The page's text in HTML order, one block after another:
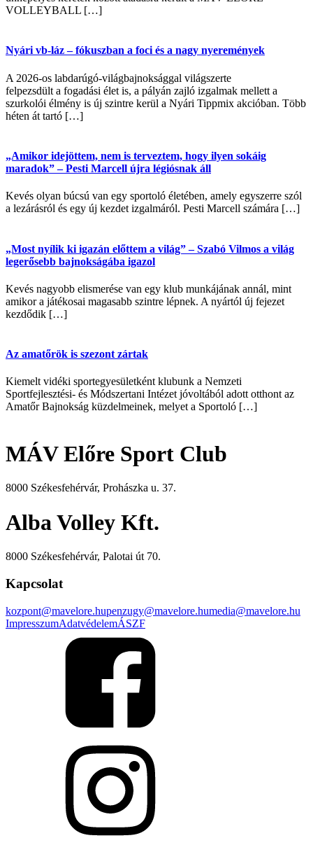
VOLLEYBALL […]
Nyári vb-láz – fókuszban a foci és a nagy nyeremények
A 2026-os labdarúgó-világbajnoksággal világszerte
felpezsdült a fogadási élet is, a pályán zajló izgalmak mellett a
szurkolói élmény is új szintre kerül a Nyári Tippmix akcióban. Több
héten át tartó […]
„Amikor idejöttem, nem is terveztem, hogy ilyen sokáig
maradok” – Pesti Marcell újra légiósnak áll
Kevés olyan búcsú van egy sportoló életében, amely egyszerre szól
a lezárásról és egy új kezdet izgalmáról. Pesti Marcell számára […]
„Most nyílik ki igazán előttem a világ” – Szabó Vilmos a világ
legerősebb bajnokságába igazol
Kevés nagyobb elismerése van egy klub munkájának annál, mint
amikor a játékosai magasabb szintre lépnek. A nyártól új fejezet
kezdődik […]
Az amatőrök is szezont zártak
Kiemelt vidéki sportegyesületként klubunk a Nemzeti
Sportfejlesztési- és Módszertani Intézet jóvoltából adott otthont az
Amatőr Bajnokság küzdelmeinek, melyet a Sportoló […]
MÁV Előre Sport Club
8000 Székesfehérvár, Prohászka u. 37.
Alba Volley Kft.
8000 Székesfehérvár, Palotai út 70.
Kapcsolat
kozpont@mavelore.hupenzugy@mavelore.humedia@mavelore.hu
ImpresszumAdatvédelemÁSZF